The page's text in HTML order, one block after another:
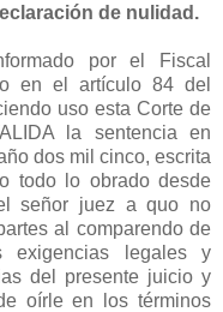
de nulidad.
por el Fiscal
en el artículo 84 del
uso esta Corte de
la sentencia en
dos mil cinco, escrita
todo lo obrado desde
señor juez a quo no
al comparendo de
exigencias legales y
del presente juicio y
oírle en los términos